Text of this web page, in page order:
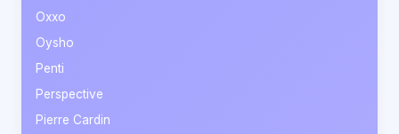
Oxxo
Oysho
Penti
Perspective
Pierre Cardin